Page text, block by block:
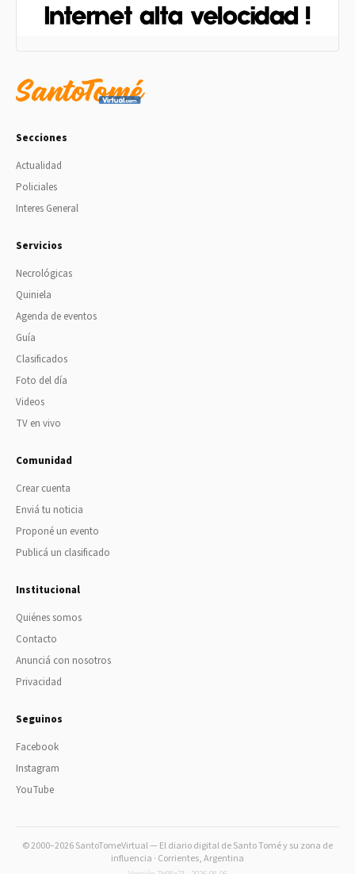
Secciones
Actualidad
Policiales
Interes General
Servicios
Necrológicas
Quiniela
Agenda de eventos
Guía
Clasificados
Foto del día
Videos
TV en vivo
Comunidad
Crear cuenta
Enviá tu noticia
Proponé un evento
Publicá un clasificado
Institucional
Quiénes somos
Contacto
Anunciá con nosotros
Privacidad
Seguinos
Facebook
Instagram
YouTube
© 2000–2026 SantoTomeVirtual — El diario digital de Santo Tomé y su zona de
influencia · Corrientes, Argentina